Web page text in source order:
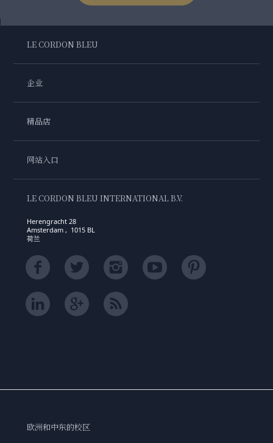
LE CORDON BLEU
企业
精品店
网站入口
LE CORDON BLEU INTERNATIONAL B.V.
Herengracht 28
Amsterdam , 1015 BL
荷兰
欧洲和中东的校区